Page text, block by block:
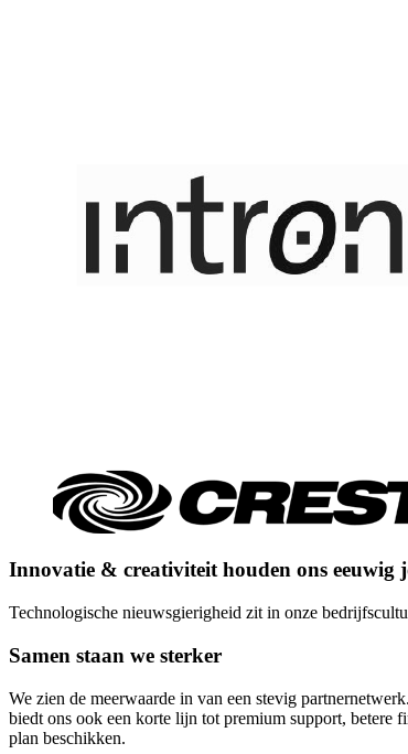
Innovatie & creativiteit houden ons eeuwig
Technologische nieuwsgierigheid zit in onze
Samen staan we sterker
We zien de meerwaarde in van een stevig
biedt ons ook een korte lijn tot premium support, betere
plan beschikken.